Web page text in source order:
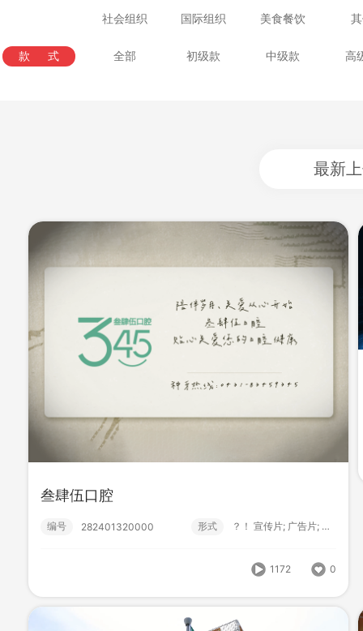
社会组织 国际组织 美食餐饮
款式 全部 初级款 中级款 高
最新
药都MV
282601280003
叁肆伍口腔
编号 282401320000 形式 ？！ 宣传片; 广告片; 温情;
1172 0